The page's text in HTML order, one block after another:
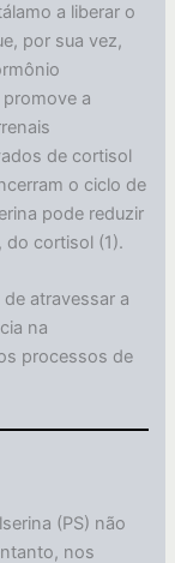
a liberar o
por sua vez,
a
de cortisol
o ciclo de
pode reduzir
do cortisol (1).
atravessar a
na
processos de
(PS) não
nos